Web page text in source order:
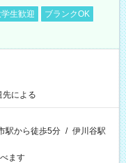
学生歓迎
ブランクOK
による
駅から徒歩5分 / 伊川谷駅
ます